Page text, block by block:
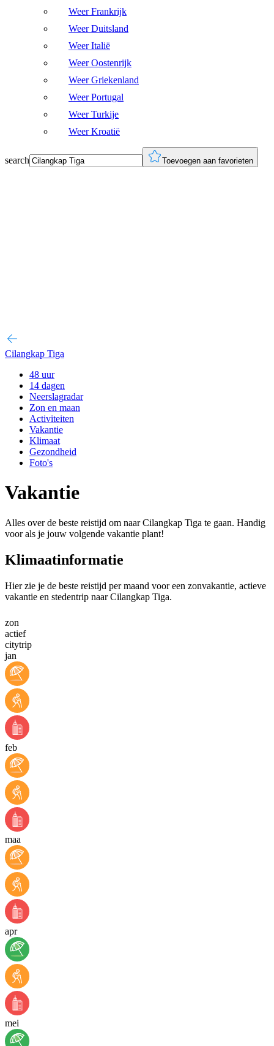
Weer Frankrijk
Weer Duitsland
Weer Italië
Weer Oostenrijk
Weer Griekenland
Weer Portugal
Weer Turkije
Weer Kroatië
search Toevoegen aan favorieten
Cilangkap Tiga
48 uur
14 dagen
Neerslagradar
Zon en maan
Activiteiten
Vakantie
Klimaat
Gezondheid
Foto's
Vakantie
Alles over de beste reistijd om naar Cilangkap Tiga te gaan. Handig
voor als je jouw volgende vakantie plant!
Klimaatinformatie
Hier zie je de beste reistijd per maand voor een zonvakantie, actieve
vakantie en stedentrip naar Cilangkap Tiga.
zon
actief
citytrip
jan
feb
maa
apr
mei